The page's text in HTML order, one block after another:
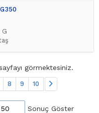
görmektesiniz.
8 9 10
50 Sonuç Göster